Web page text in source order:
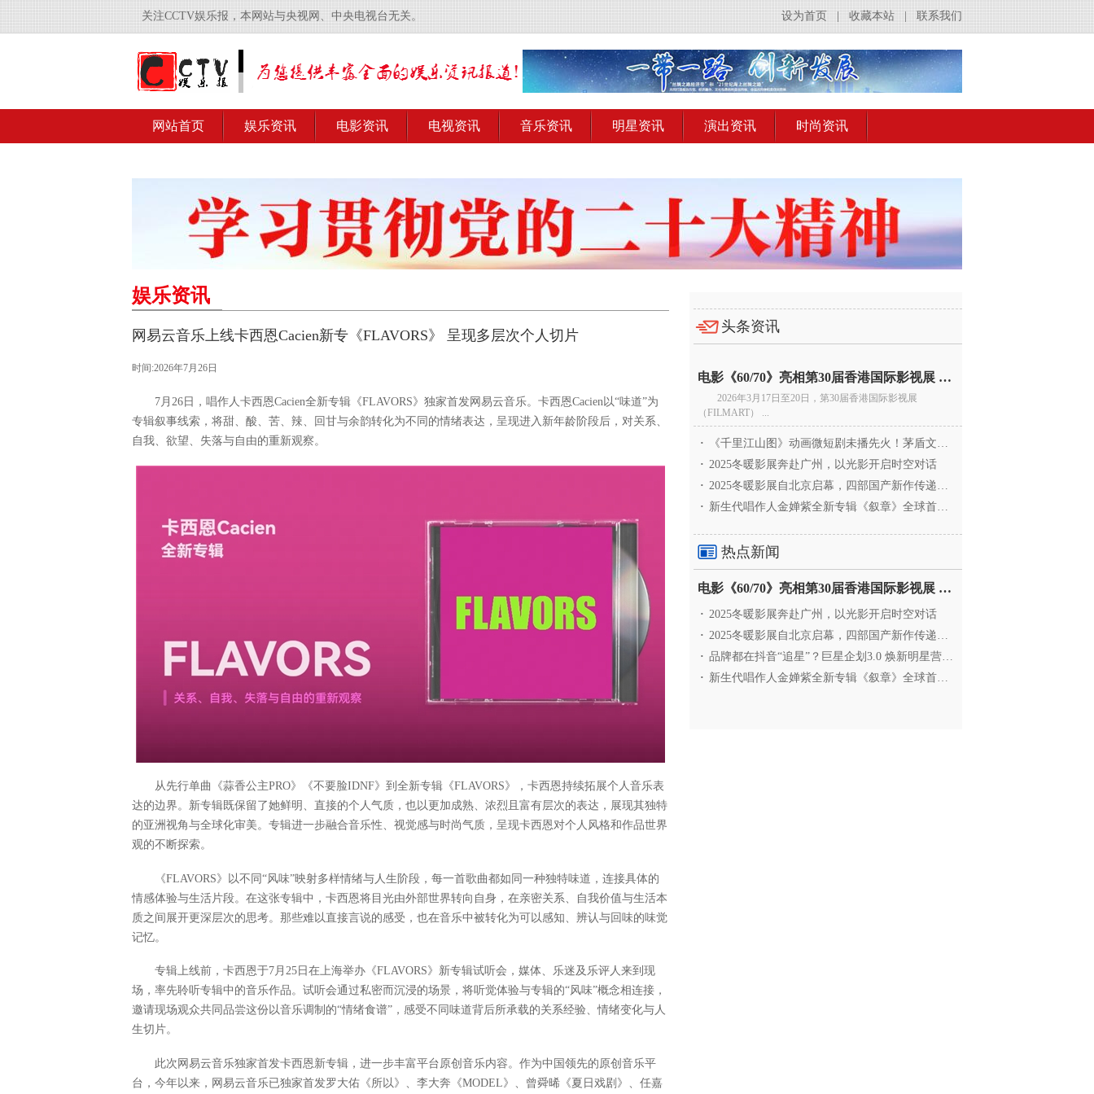
关注CCTV娱乐报，本网站与央视网、中央电视台无关。 联系我们
收藏本站
设为首页
网站首页 娱乐资讯 电影资讯 电视资讯 音乐资讯 明星资讯 演出资讯 时尚资讯
娱乐资讯
网易云音乐上线卡西恩Cacien新专《FLAVORS》 呈现多层次个人切片
时间:2026年7月26日
7月26日，唱作人卡西恩Cacien全新专辑《FLAVORS》独家首发网易云音乐。卡西恩Cacien以“味道”为
专辑叙事线索，将甜、酸、苦、辣、回甘与余韵转化为不同的情绪表达，呈现进入新年龄阶段后，对关系、
自我、欲望、失落与自由的重新观察。
从先行单曲《蒜香公主PRO》《不要脸IDNF》到全新专辑《FLAVORS》，卡西恩持续拓展个人音乐表
达的边界。新专辑既保留了她鲜明、直接的个人气质，也以更加成熟、浓烈且富有层次的表达，展现其独特
的亚洲视角与全球化审美。专辑进一步融合音乐性、视觉感与时尚气质，呈现卡西恩对个人风格和作品世界
观的不断探索。
《FLAVORS》以不同“风味”映射多样情绪与人生阶段，每一首歌曲都如同一种独特味道，连接具体的
情感体验与生活片段。在这张专辑中，卡西恩将目光由外部世界转向自身，在亲密关系、自我价值与生活本
质之间展开更深层次的思考。那些难以直接言说的感受，也在音乐中被转化为可以感知、辨认与回味的味觉
记忆。
专辑上线前，卡西恩于7月25日在上海举办《FLAVORS》新专辑试听会，媒体、乐迷及乐评人来到现
场，率先聆听专辑中的音乐作品。试听会通过私密而沉浸的场景，将听觉体验与专辑的“风味”概念相连接，
邀请现场观众共同品尝这份以音乐调制的“情绪食谱”，感受不同味道背后所承载的关系经验、情绪变化与人
生切片。
此次网易云音乐独家首发卡西恩新专辑，进一步丰富平台原创音乐内容。作为中国领先的原创音乐平
台，今年以来，网易云音乐已独家首发罗大佑《所以》、李大奔《MODEL》、曾舜晞《夏日戏剧》、任嘉
头条资讯
电影《60/70》亮相第30届香港国际影视展 冲刺戛纳备
2026年3月17日至20日，第30届香港国际影视展
（FILMART） ...
·
《千里江山图》动画微短剧未播先火！茅盾文学奖IP首
· 2025冬暖影展奔赴广州，以光影开启时空对话
· 2025冬暖影展自北京启幕，四部国产新作传递银幕温情
· 新生代唱作人金婵紫全新专辑《叙章》全球首发，颠覆
热点新闻
电影《60/70》亮相第30届香港国际影视展 冲刺戛纳备
· 2025冬暖影展奔赴广州，以光影开启时空对话
· 2025冬暖影展自北京启幕，四部国产新作传递银幕温情
· 品牌都在抖音“追星”？巨星企划3.0 焕新明星营销，让
· 新生代唱作人金婵紫全新专辑《叙章》全球首发，颠覆